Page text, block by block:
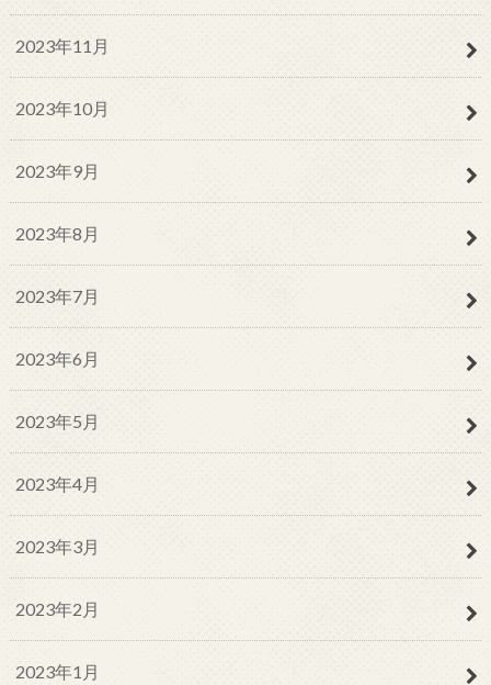
2023年11月
2023年10月
2023年9月
2023年8月
2023年7月
2023年6月
2023年5月
2023年4月
2023年3月
2023年2月
2023年1月